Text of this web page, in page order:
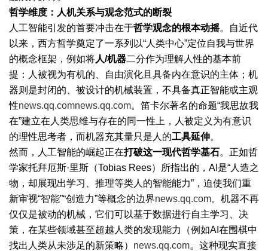
哲学维度：人机关系与观念范式的断裂
人工智能引发的首要冲击在于哲学观念的根本动摇。自近代
以来，西方哲学奠定了一系列以“人类中心”定位自我与世界
的概念框架，例如将人/机器二分作为理解人性的基本前
提：人被视为有机的、自由演化且具备内在意识的主体；机
器则是封闭的、被设计的机械装置，不具备真正智能或主观
性news.qq.comnews.qq.com。笛卡尔著名的命题“我思故我
在”建立在人类思维与存在的同一性上，人被定义为有意识
的理性思考者，而机器充其量只是人的工具延伸。
然而，人工智能的崛起正在打破这一现代哲学基石。正如哲
学家托拜厄斯·里斯（Tobias Rees）所指出的，AI是“人造之
物，却展现出学习、推理等类人的智能能力”，迫使我们重
新审视“智能”“创造力”等概念的边界news.qq.com。机器不再
仅仅是被动的机械，它们可以基于数据进行自主学习、决
策，在某些领域甚至超越人类的发现能力（例如AI在围棋中
找出人类从未涉足的新策略） news.qq.com。这种现实直接